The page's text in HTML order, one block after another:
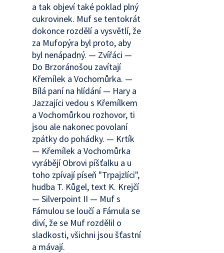
a tak objeví také poklad plný
cukrovinek. Muf se tentokrát
dokonce rozdělí a vysvětlí, že
za Mufopýra byl proto, aby
byl nenápadný. — Zvířáci —
Do Brzoránošou zavítají
Křemílek a Vochomůrka. —
Bílá paní na hlídání — Hary a
Jazzajíci vedou s Křemílkem
a Vochomůrkou rozhovor, ti
jsou ale nakonec povolaní
zpátky do pohádky. — Krtík
— Křemílek a Vochomůrka
vyrábějí Obrovi píšťalku a u
toho zpívají píseň "Trpajzlíci",
hudba T. Kůgel, text K. Krejčí
— Silverpoint II — Muf s
Fámulou se loučí a Fámula se
diví, že se Muf rozdělil o
sladkosti, všichni jsou šťastní
a mávají.